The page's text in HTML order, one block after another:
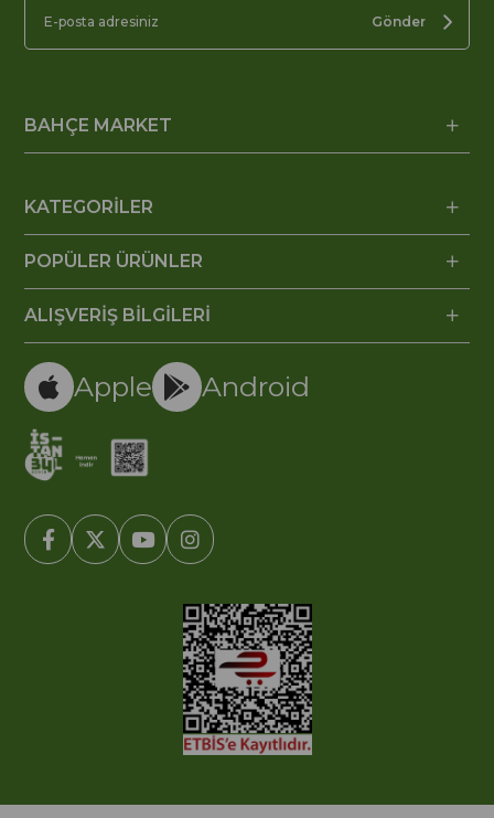
Gönder
BAHÇE MARKET
KATEGORİLER
POPÜLER ÜRÜNLER
ALIŞVERİŞ BİLGİLERİ
Apple Android